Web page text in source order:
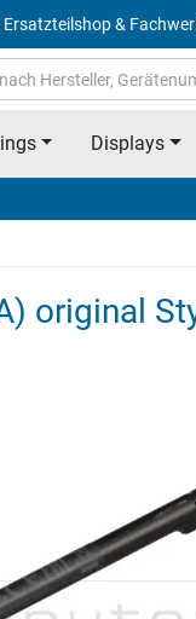
Ersatzteilshop &
Displays
original